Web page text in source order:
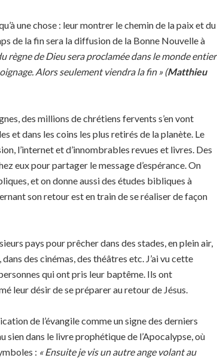
une chose : leur montrer le chemin de la paix et du
de la fin sera la diffusion de la Bonne Nouvelle à
règne de Dieu sera proclamée dans le monde entier
Alors seulement viendra la fin » (Matthieu
des millions de chrétiens fervents s’en vont
et dans les coins les plus retirés de la planète. Le
l’internet et d’innombrables revues et livres. Des
eux pour partager le message d’espérance. On
et on donne aussi des études bibliques à
son retour est en train de se réaliser de façon
pays pour prêcher dans des stades, en plein air,
des cinémas, des théâtres etc. J’ai vu cette
qui ont pris leur baptême. Ils ont
leur désir de se préparer au retour de Jésus.
de l’évangile comme un signe des derniers
sien dans le livre prophétique de l’Apocalypse, où
: « Ensuite je vis un autre ange volant au